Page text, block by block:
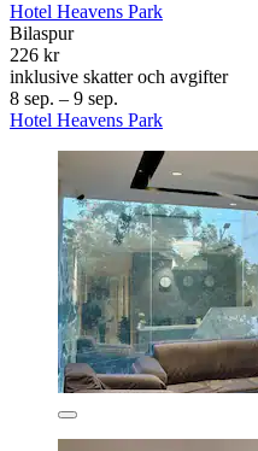
Hotel Heavens Park
Bilaspur
226 kr
inklusive skatter och avgifter
8 sep. – 9 sep.
Hotel Heavens Park